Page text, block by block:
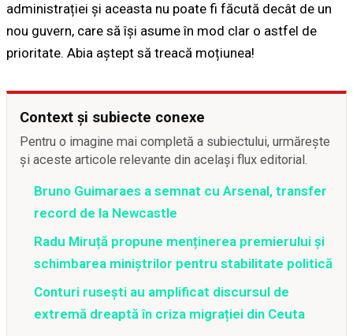
administrației și aceasta nu poate fi făcută decât de un
nou guvern, care să își asume în mod clar o astfel de
prioritate. Abia aștept să treacă moțiunea!
Context și subiecte conexe
Pentru o imagine mai completă a subiectului, urmărește
și aceste articole relevante din același flux editorial.
Bruno Guimaraes a semnat cu Arsenal, transfer
record de la Newcastle
Radu Miruță propune menținerea premierului și
schimbarea miniștrilor pentru stabilitate politică
Conturi rusești au amplificat discursul de
extremă dreaptă în criza migrației din Ceuta